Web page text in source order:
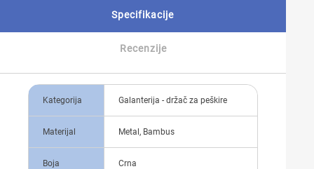
Specifikacije
Recenzije
Kategorija Galanterija - držač za peškire
Materijal Metal, Bambus
Boja Crna